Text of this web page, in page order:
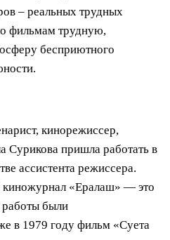
– реальных трудных
фильмам трудную,
бесприютного
кинорежиссер,
Сурикова пришла работать в
ассистента режиссера.
киножурнал «Ералаш» — это
были
в 1979 году фильм «Суета